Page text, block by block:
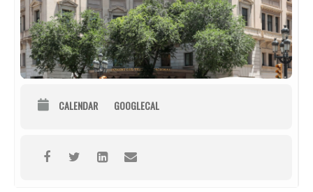
CALENDAR GOOGLECAL